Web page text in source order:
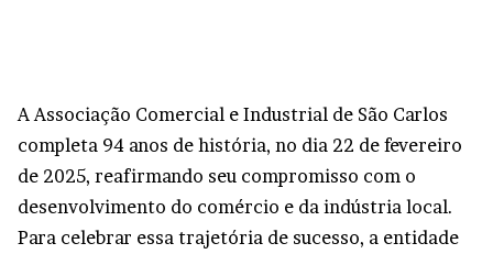
A Associação Comercial e Industrial de São Carlos
completa 94 anos de história, no dia 22 de fevereiro
de 2025, reafirmando seu compromisso com o
desenvolvimento do comércio e da indústria local.
Para celebrar essa trajetória de sucesso, a entidade